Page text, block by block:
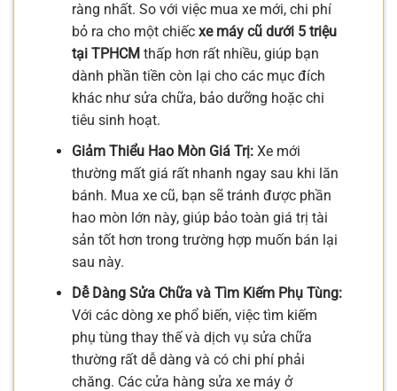
ràng nhất. So với việc mua xe mới, chi phí
bỏ ra cho một chiếc xe máy cũ dưới 5 triệu
tại TPHCM thấp hơn rất nhiều, giúp bạn
dành phần tiền còn lại cho các mục đích
khác như sửa chữa, bảo dưỡng hoặc chi
tiêu sinh hoạt.
Giảm Thiểu Hao Mòn Giá Trị:Xe mới
thường mất giá rất nhanh ngay sau khi lăn
bánh. Mua xe cũ, bạn sẽ tránh được phần
hao mòn lớn này, giúp bảo toàn giá trị tài
sản tốt hơn trong trường hợp muốn bán lại
sau này.
Dễ Dàng Sửa Chữa và Tìm Kiếm Phụ Tùng:
Với các dòng xe phổ biến, việc tìm kiếm
phụ tùng thay thế và dịch vụ sửa chữa
thường rất dễ dàng và có chi phí phải
chăng. Các cửa hàng sửa xe máy ở